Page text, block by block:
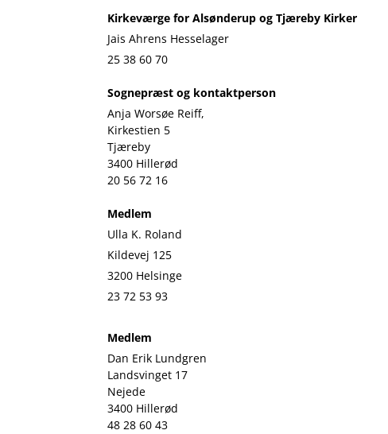
Kirkeværge for Alsønderup og Tjæreby Kirker
Jais Ahrens Hesselager
25 38 60 70
Sognepræst og kontaktperson
Anja Worsøe Reiff,
Kirkestien 5
Tjæreby
3400 Hillerød
20 56 72 16
Medlem
Ulla K. Roland
Kildevej 125
3200 Helsinge
23 72 53 93
Medlem
Dan Erik Lundgren
Landsvinget 17
Nejede
3400 Hillerød
48 28 60 43